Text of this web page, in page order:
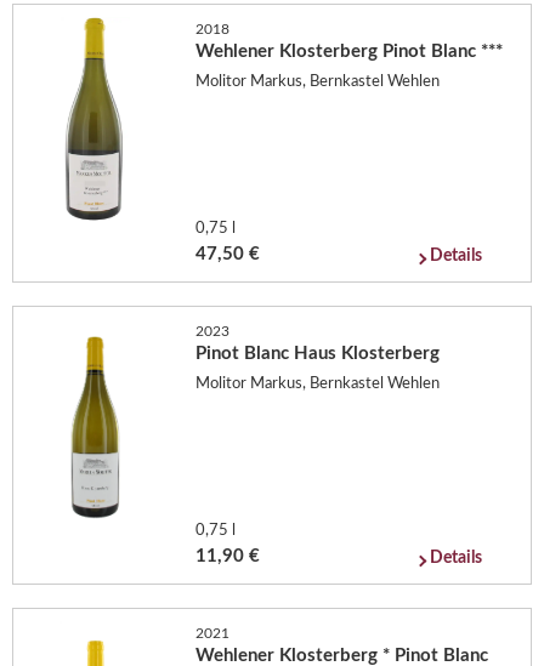
2018
Wehlener Klosterberg Pinot Blanc ***
Molitor Markus, Bernkastel Wehlen
0,75 l
47,50 € Details
2023
Pinot Blanc Haus Klosterberg
Molitor Markus, Bernkastel Wehlen
0,75 l
11,90 € Details
2021
Wehlener Klosterberg * Pinot Blanc